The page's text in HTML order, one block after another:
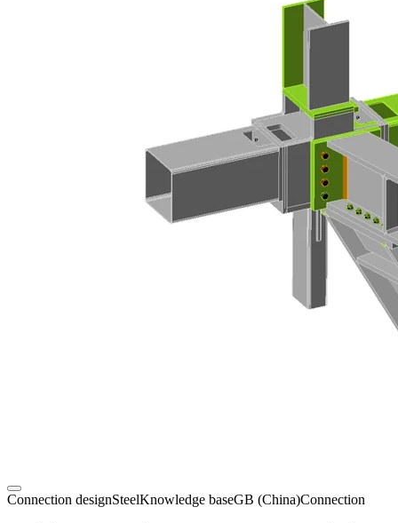
Connection designSteelKnowledge baseGB (China)Connection